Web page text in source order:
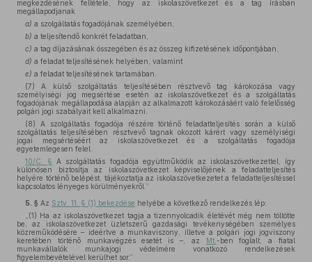
megkezdésének feltétele, hogy az iskolaszövetkezet és a tag írásban
megállapodjanak
a) a szolgáltatás fogadójának személyében,
b) a teljesítendő konkrét feladatban,
c) a tag díjazásának összegében és az összeg kifizetésének időpontjában,
d) a feladat teljesítésének helyében, valamint
e) a feladat teljesítésének tartamában.
(7) A külső szolgáltatás teljesítésében résztvevő tag károkozása vagy
személyiségi jog megsértése esetén az iskolaszövetkezet és a szolgáltatás
fogadójának megállapodása alapján az alkalmazott károkozásáért való felelősség
polgári jogi szabályait kell alkalmazni.
(8) A szolgáltatás fogadója részére történő feladatteljesítés során a külső
szolgáltatás teljesítésében résztvevő tagnak okozott kárért vagy személyiségi
jogai megsértéséért az iskolaszövetkezet és a szolgáltatás fogadója
egyetemlegesen felel.
10/C. § A szolgáltatás fogadója együttműködik az iskolaszövetkezettel, így
különösen biztosítja az iskolaszövetkezet képviselőjének a feladatteljesítés
helyére történő belépést, tájékoztatja az iskolaszövetkezetet a feladatteljesítéssel
kapcsolatos lényeges körülményekről.”
5. § Az Sztv. 11. § (1) bekezdése helyébe a következő rendelkezés lép:
„(1) Ha az iskolaszövetkezet tagja a tizennyolcadik életévét még nem töltötte
be, az iskolaszövetkezet üzletszerű gazdasági tevékenységében személyes
közreműködésére – ideértve a munkaviszony, illetve a polgári jogi jogviszony
keretében történő munkavégzés esetét is –, az
Mt. -ben foglalt, a fiatal
munkavállalók munkajogi védelmére vonatkozó rendelkezések
figyelembevételével kerülhet sor.”